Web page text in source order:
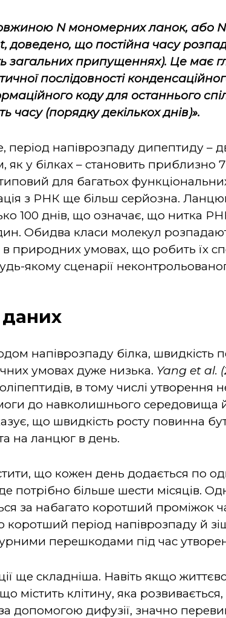
Nмономерних ланок, або N
t, доведено, що постійна часу
загальних припущеннях). Це має
послідовності
коду для останнього
часу (порядку декількох днів)».
період напіврозпаду дипептиду –
як у білках – становить приблизно
для багатьох
з РНК ще більш серйозна.
100 днів, що означає, що нитка
Обидва класи молекул
природних умовах, що робить їх
якому сценарії
напіврозпаду білка,
умовах дуже низька. Yang et al.
в тому числі утворення
до навколишнього середовища
що швидкість росту повинна
на ланцюг в день.
що кожен день додається по
потрібно більше шести місяців.
за набагато коротший проміжок
період напіврозпаду й
перешкодами під час
ще складніша. Навіть якщо
містить клітину, яка
допомогою дифузії, значно